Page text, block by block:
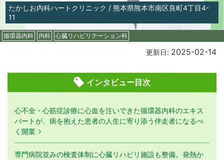
たかしお内科ハートクリニック / 熊本県熊本市南区良町4丁目4-
11
循環器内科 内科 心臓リハビリテーション科
更新日: 2025-02-14
インタビュー目次
心不全・心筋症診療に心血を注いできた循環器内科のエキス
パートが、病を抱えた患者の人生に寄り添う伴走者になるべ
く開業
専門病院並みの検査体制に心臓リハビリ施設も整備。発熱か